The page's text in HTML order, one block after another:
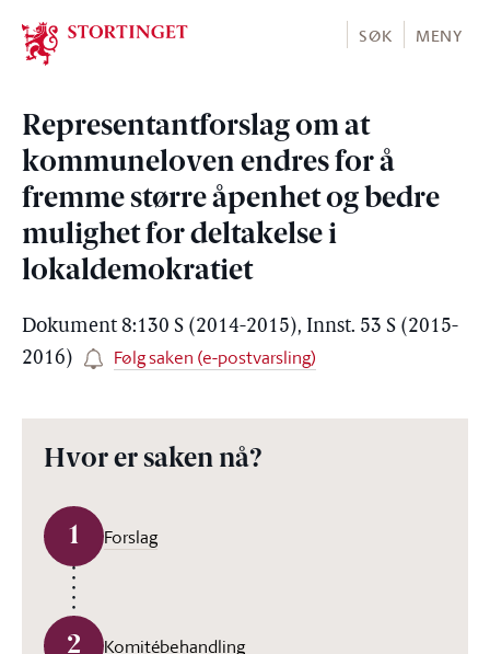
Stortinget.no
SØK MENY
Representantforslag om at
kommuneloven endres for å
fremme større åpenhet og bedre
mulighet for deltakelse i
lokaldemokratiet
Dokument 8:130 S (2014-2015), Innst. 53 S (2015-
2016)
Følg saken (e-postvarsling)
Hvor er saken nå?
1 Forslag
2 Komitébehandling